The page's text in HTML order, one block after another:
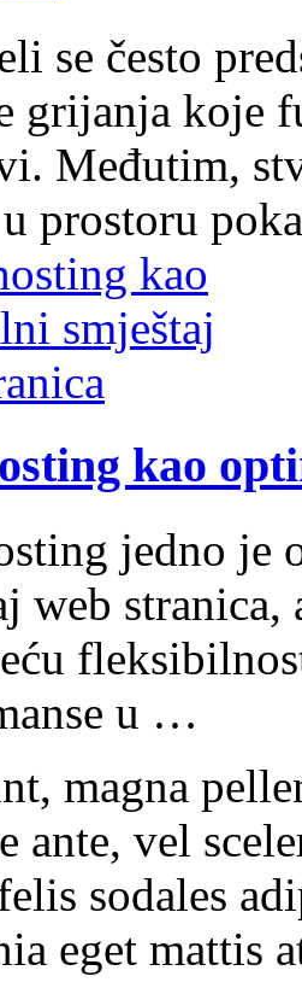
se često
grijanja koje
Međutim,
u prostoru
kao
jedno je
web
u …
magna
ante, vel
sodales
eget mattis